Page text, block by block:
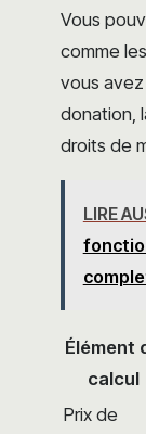
Vous
comme
vous
donation,
droits de
LIRE
Élément
calcul
Prix de